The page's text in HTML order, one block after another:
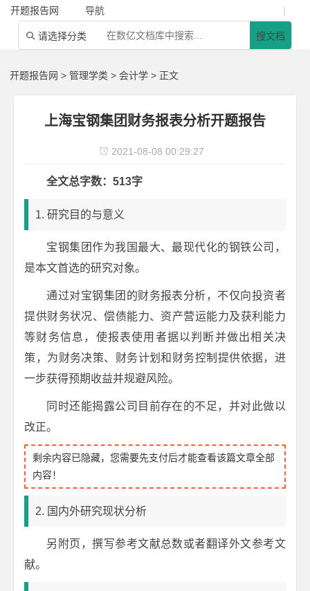
开题报告网 导航 |
 请选择分类 搜文档
开题报告网 >管理学类 >会计学 > 正文
上海宝钢集团财务报表分析开题报告
 2021-08-08 00:29:27
全文总字数：513字
1. 研究目的与意义
宝钢集团作为我国最大、最现代化的钢铁公司，
是本文首选的研究对象。
通过对宝钢集团的财务报表分析，不仅向投资者
提供财务状况、偿债能力、资产营运能力及获利能力
等财务信息，使报表使用者据以判断并做出相关决
策，为财务决策、财务计划和财务控制提供依据，进
一步获得预期收益并规避风险。
同时还能揭露公司目前存在的不足，并对此做以
改正。
剩余内容已隐藏，您需要先支付后才能查看该篇文章全部
内容！
2. 国内外研究现状分析
另附页，撰写参考文献总数或者翻译外文参考文
献。